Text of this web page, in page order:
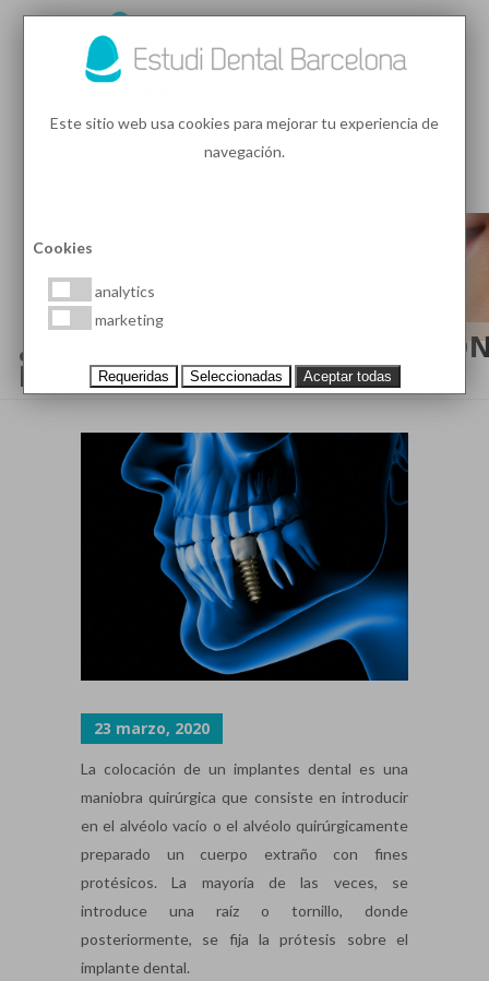
¿QUÉ ES LA
DE LOS IMPLANTES DENTALES?
23 marzo, 2020
La colocación de un implantes dental es una
maniobra quirúrgica que consiste en introducir
en el alvéolo vacío o el alvéolo quirúrgicamente
preparado un cuerpo extraño con fines
protésicos. La mayoría de las veces, se
introduce una raíz o tornillo, donde
posteriormente, se fija la prótesis sobre el
implante dental.
Este sitio web usa cookies para mejorar tu experiencia de
navegación.
Cookies
analytics
marketing
Requeridas Seleccionadas Aceptar todas